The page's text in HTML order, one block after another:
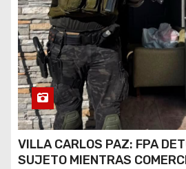
VILLA CARLOS PAZ: FPA
SUJETO MIENTRAS